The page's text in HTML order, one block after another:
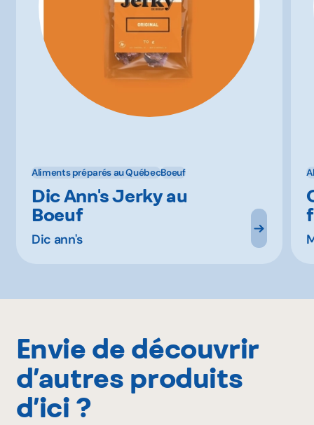
Aliments préparés au QuébecBoeuf
Dic Ann's Jerky au
Boeuf
Dic ann's
Envie de découvrir
d’autres produits
d’ici ?